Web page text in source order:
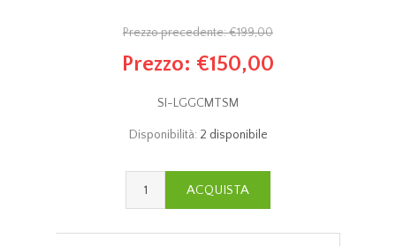
Prezzo precedente:€199,00
Prezzo: €150,00
SI-LGGCMTSM
Disponibilità: 2 disponibile